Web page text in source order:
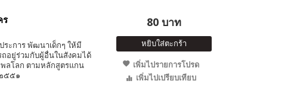
ร
ะการ พัฒนาเด็กๆ ให้มี
อยู่ร่วมกับผู้อื่นในสังคมได้
ลโลก ตามหลักสูตรแกน
๕๕๑
80 บาท
หยิบใส่ตะกร้า
เพิ่มไปรายการโปรด
เพิ่มไปเปรียบเทียบ